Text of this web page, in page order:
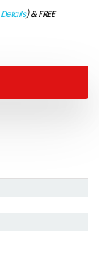
Details)&FREE